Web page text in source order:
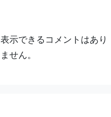
表示できるコメントはあり
ません。